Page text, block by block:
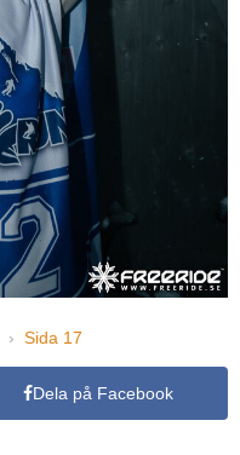
› Sida 17
Dela på Facebook